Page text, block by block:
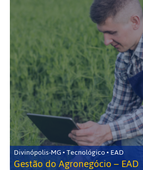
Divinópolis-MG • Tecnológico • EAD
Gestão do Agronegócio – EAD